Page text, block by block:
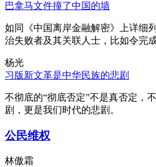
巴拿马文件撞了中国的墙
如同《中国离岸金融解密》上详细
治失败者及其关联人士，比如令完
杨光
习版新文革是中华民族的悲剧
不彻底的“彻底否定”不是真否定，
剧，更是我们时代的悲剧。
公民维权
林傲霜